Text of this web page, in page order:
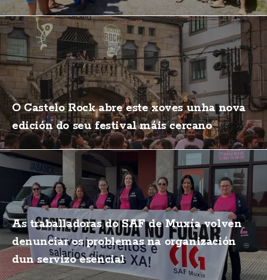
O Castelo Rock abre este xoves unha nova
edición do seu festival máis cercano
As traballadoras do SAF de Muxía volven
denunciar os problemas na organización
dun servizo esencial